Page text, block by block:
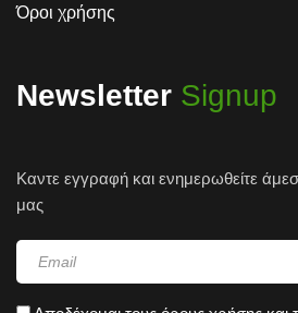
Όροι χρήσης
Newsletter Signup
Καντε εγγραφή και ενημερωθείτε
μας